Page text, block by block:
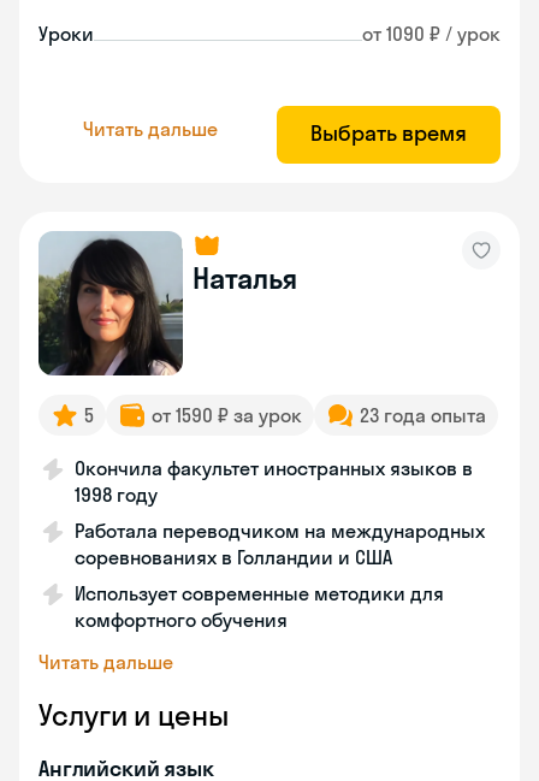
Уроки от 1090 ₽ / урок
Читать дальше Выбрать время
Наталья
5 от 1590 ₽ за урок 23 года опыта
Окончила факультет иностранных языков в
1998 году
Работала переводчиком на международных
соревнованиях в Голландии и США
Использует современные методики для
комфортного обучения
Читать дальше
Услуги и цены
Английский язык